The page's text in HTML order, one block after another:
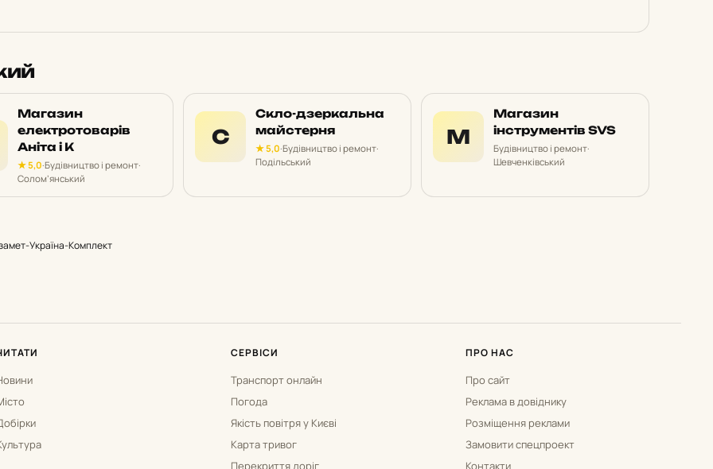
Магазин
електротоварів
Аніта і К
★ 5,0·Будівництво і ремонт·
Солом’янський
С
Скло-дзеркальна
майстерня
★ 5,0·Будівництво і ремонт·
Подільський
М
Магазин
інструментів SVS
Будівництво і ремонт·
Шевченківський
Україна-Комплект
СЕРВІСИ
Транспорт онлайн
Погода
Якість повітря у Києві
Карта тривог
Перекриття доріг
ПРО НАС
Про сайт
Реклама в довіднику
Розміщення реклами
Замовити спецпроект
Контакти